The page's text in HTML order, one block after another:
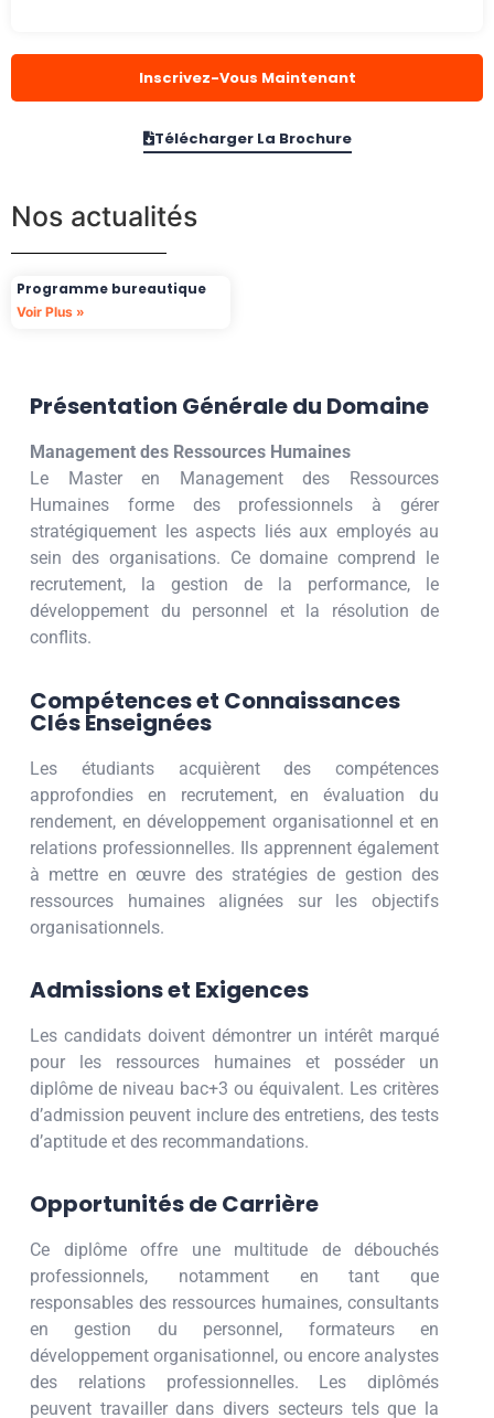
Présentation Générale du Domaine
Management des Ressources Humaines
Le Master en Management des Ressources
Humaines forme des professionnels à gérer
stratégiquement les aspects liés aux employés au
sein des organisations. Ce domaine comprend le
recrutement, la gestion de la performance, le
développement du personnel et la résolution de
conflits.
Compétences et Connaissances
Clés Enseignées
Les étudiants acquièrent des compétences
approfondies en recrutement, en évaluation du
rendement, en développement organisationnel et en
relations professionnelles. Ils apprennent également
à mettre en œuvre des stratégies de gestion des
ressources humaines alignées sur les objectifs
organisationnels.
Admissions et Exigences
Les candidats doivent démontrer un intérêt marqué
pour les ressources humaines et posséder un
diplôme de niveau bac+3 ou équivalent. Les critères
d’admission peuvent inclure des entretiens, des tests
d’aptitude et des recommandations.
Opportunités de Carrière
Ce diplôme offre une multitude de débouchés
professionnels, notamment en tant que
responsables des ressources humaines, consultants
en gestion du personnel, formateurs en
développement organisationnel, ou encore analystes
des relations professionnelles. Les diplômés
peuvent travailler dans divers secteurs tels que la
Inscrivez-Vous Maintenant
Télécharger La Brochure
Nos actualités
Programme bureautique
Voir Plus »